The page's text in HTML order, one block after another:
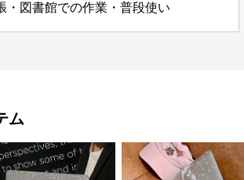
・図書館での作業・普段使い
ム